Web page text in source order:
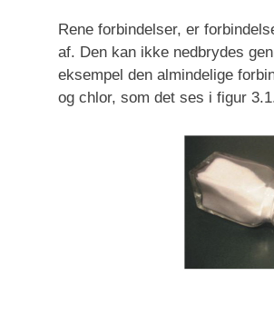
Rene forbindelser, er
af. Den kan ikke nedbrydes
eksempel den almindelige
og chlor, som det ses i figur